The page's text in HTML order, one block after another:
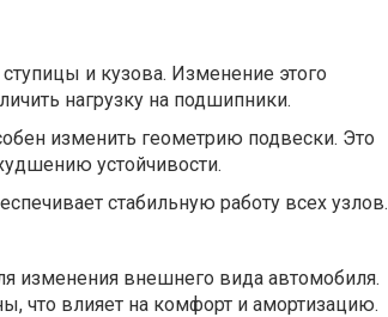
и кузова. Изменение этого
нагрузку на подшипники.
изменить геометрию подвески. Это
устойчивости.
стабильную работу всех узлов.
изменения внешнего вида автомобиля.
что влияет на комфорт и амортизацию.